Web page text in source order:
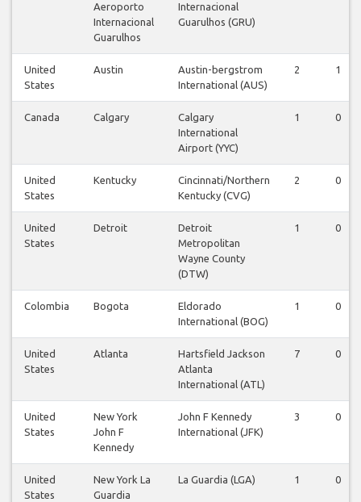
Aeroporto
Internacional
Guarulhos
Internacional
Guarulhos (GRU)
United
States
Austin
Austin-bergstrom
International (AUS)
2 1
Canada Calgary
Calgary
International
Airport (YYC)
1 0
United
States
Kentucky
Cincinnati/Northern
Kentucky (CVG)
2 0
United
States
Detroit
Detroit
Metropolitan
Wayne County
(DTW)
1 0
Colombia Bogota
Eldorado
International (BOG)
1 0
United
States
Atlanta
Hartsfield Jackson
Atlanta
International (ATL)
7 0
United
States
New York
John F
Kennedy
John F Kennedy
International (JFK)
3 0
United
States
New York La
Guardia
La Guardia (LGA) 1 0